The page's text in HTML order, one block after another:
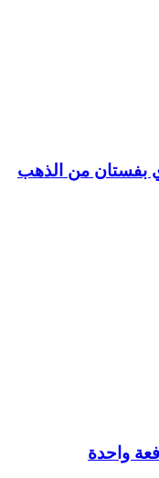
بفستان من الذهب
واحدة